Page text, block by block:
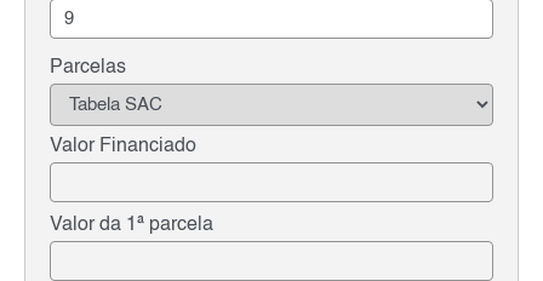
Parcelas
Valor Financiado
Valor da 1ª parcela